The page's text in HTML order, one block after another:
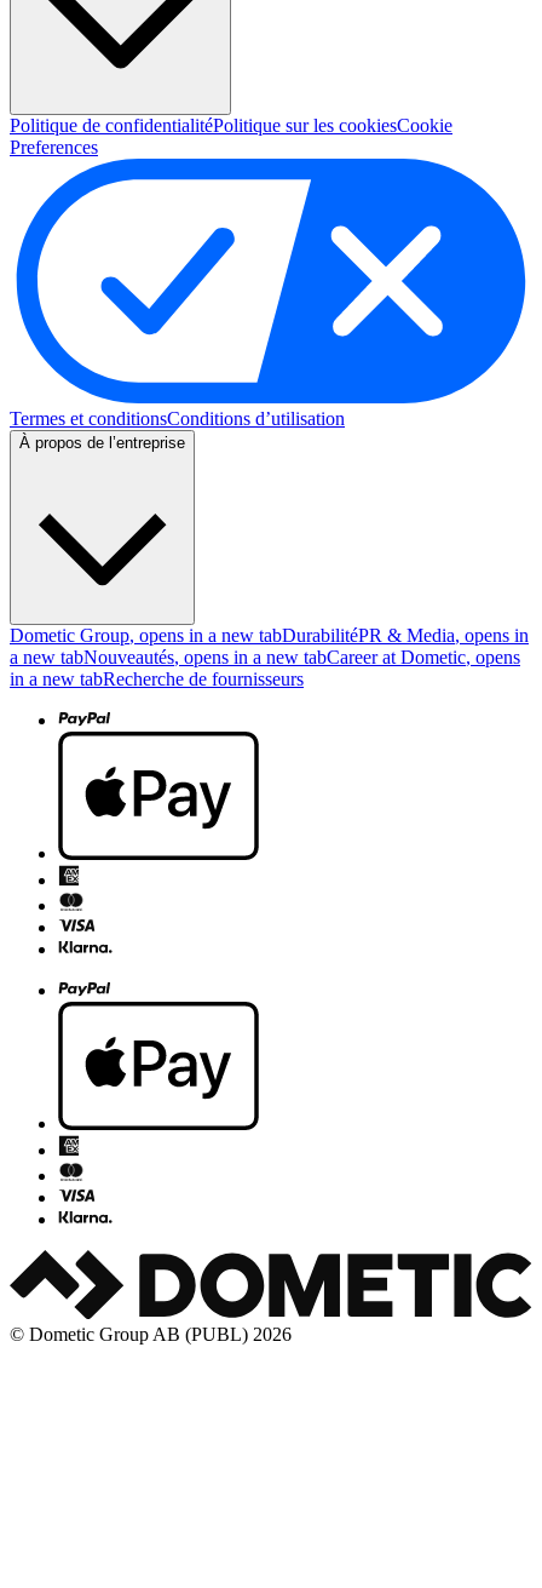
Politique de confidentialitéPolitique sur les cookiesCookie
Preferences
Termes et conditionsConditions d’utilisation
À propos de l’entreprise
Dometic Group, opens in a new tabDurabilitéPR & Media, opens in
a new tabNouveautés, opens in a new tabCareer at Dometic, opens
in a new tabRecherche de fournisseurs
© Dometic Group AB (PUBL) 2026